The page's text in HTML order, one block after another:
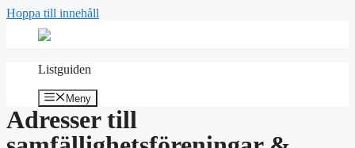
Hoppa till innehåll
Listguiden
Meny
Adresser till